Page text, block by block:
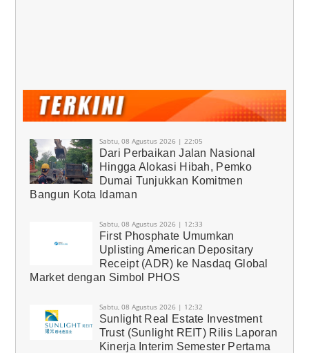
Sabtu, 08 Agustus 2026 | 22:05
Dari Perbaikan Jalan Nasional
Hingga Alokasi Hibah, Pemko
Dumai Tunjukkan Komitmen
Bangun Kota Idaman
Sabtu, 08 Agustus 2026 | 12:33
First Phosphate Umumkan
Uplisting American Depositary
Receipt (ADR) ke Nasdaq Global
Market dengan Simbol PHOS
Sabtu, 08 Agustus 2026 | 12:32
Sunlight Real Estate Investment
Trust (Sunlight REIT) Rilis Laporan
Kinerja Interim Semester Pertama